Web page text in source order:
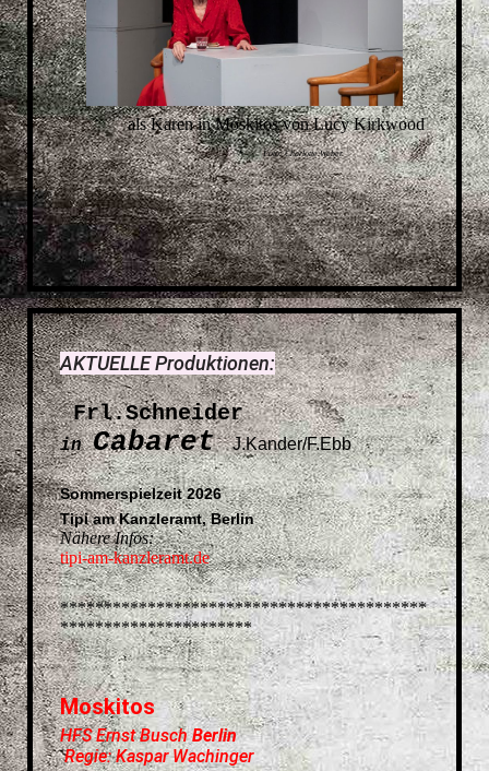
als Karen in Moskitos von Lucy Kirkwood
Foto: Charlotte Weber
AKTUELLE Produktionen:
Frl.Schneider
inCabaretJ.Kander/F.Ebb
Sommerspielzeit 2026
Tipi am Kanzleramt, Berlin
Nähere Infos:
tipi-am-kanzleramt.de
******************************************
**********************
Moskitos
HFS Ernst BuschBerlin
Regie: Kaspar Wachinger